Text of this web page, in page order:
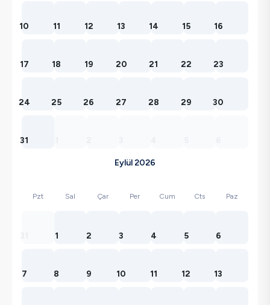
10 11 12 13 14 15 16
17 18 19 20 21 22 23
24 25 26 27 28 29 30
31
Eylül 2026
Pzt Sal Çar Per Cum Cts Paz
1 2 3 4 5 6
7 8 9 10 11 12 13